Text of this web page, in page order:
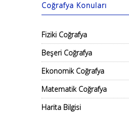
Coğrafya Konuları
Fiziki Coğrafya
Beşeri Coğrafya
Ekonomik Coğrafya
Matematik Coğrafya
Harita Bilgisi